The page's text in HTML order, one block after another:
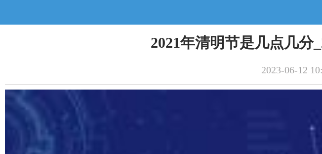
2021年清明节是几点几分
2023-06-12